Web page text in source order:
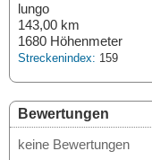
lungo
143,00 km
1680 Höhenmeter
Streckenindex: 159
Bewertungen
keine Bewertungen